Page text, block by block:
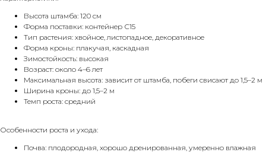
Высота штамба: 120 см
Форма поставки: контейнер С15
Тип растения: хвойное, листопадное, декоративное
Форма кроны: плакучая, каскадная
Зимостойкость: высокая
Возраст: около 4–6 лет
Максимальная высота: зависит от штамба, побеги свисают до 1,5–2 м
Ширина кроны: до 1,5–2 м
Темп роста: средний
Особенности роста и ухода:
Почва: плодородная, хорошо дренированная, умеренно влажная